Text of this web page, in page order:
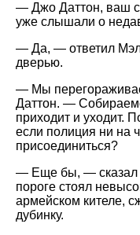
— Джо Даттон, ваш
уже слышали о
— Да, — ответил
дверью.
— Мы
Даттон. —
приходит и уходит.
если полиция ни на
присоединиться?
— Еще бы, — сказал
пороге стоял
армейском кителе,
дубинку.